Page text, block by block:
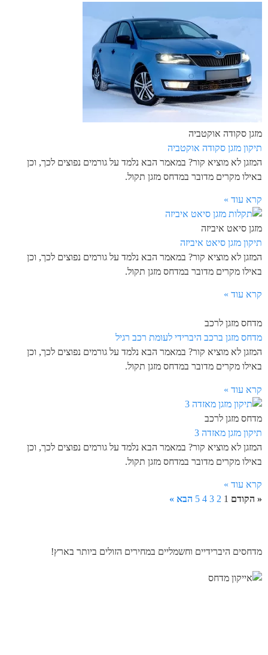
מזגן סקודה אוקטביה
תיקון מזגן סקודה אוקטביה
המזגן לא מוציא קור? במאמר הבא נלמד על גורמים נפוצים לכך, וכן
באילו מקרים מדובר במדחס מזגן תקול.
קרא עוד »
מזגן סיאט איביזה
תיקון מזגן סיאט איביזה
המזגן לא מוציא קור? במאמר הבא נלמד על גורמים נפוצים לכך, וכן
באילו מקרים מדובר במדחס מזגן תקול.
קרא עוד »
מדחס מזגן לרכב
מדחס מזגן ברכב היברידי לעומת רכב רגיל
המזגן לא מוציא קור? במאמר הבא נלמד על גורמים נפוצים לכך, וכן
באילו מקרים מדובר במדחס מזגן תקול.
קרא עוד »
מדחס מזגן לרכב
תיקון מזגן מאזדה 3
המזגן לא מוציא קור? במאמר הבא נלמד על גורמים נפוצים לכך, וכן
באילו מקרים מדובר במדחס מזגן תקול.
קרא עוד »
« הקודם 1
2
3
4
5 הבא »
מדחסים היברידיים וחשמליים במחירים הזולים ביותר בארץ!